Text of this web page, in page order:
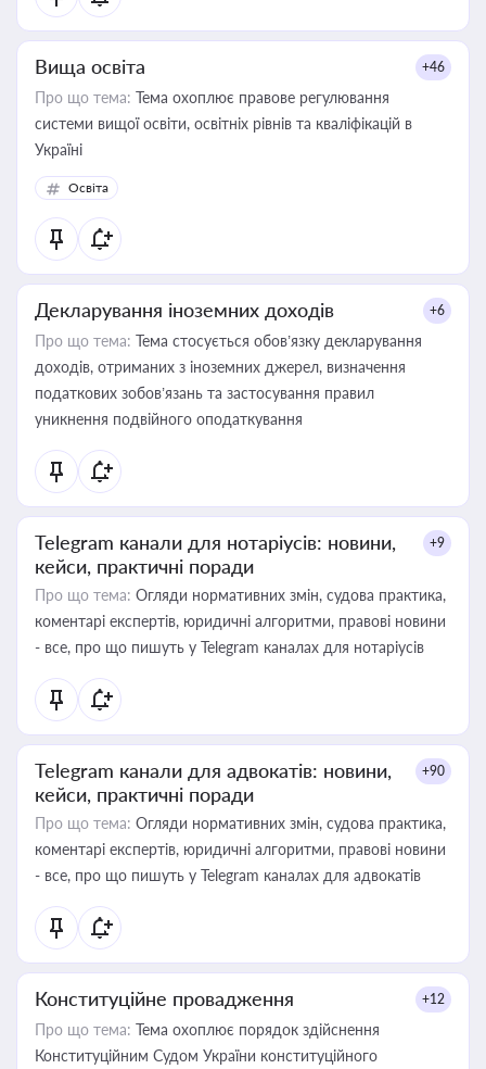
Вища освіта +46
Про що тема: Тема охоплює правове регулювання
системи вищої освіти, освітніх рівнів та кваліфікацій в
Україні
Освіта
Декларування іноземних доходів +6
Про що тема: Тема стосується обов’язку декларування
доходів, отриманих з іноземних джерел, визначення
податкових зобов’язань та застосування правил
уникнення подвійного оподаткування
Telegram канали для нотаріусів: новини,
кейси, практичні поради
+9
Про що тема: Огляди нормативних змін, судова практика,
коментарі експертів, юридичні алгоритми, правові новини
- все, про що пишуть у Telegram каналах для нотаріусів
Telegram канали для адвокатів: новини,
кейси, практичні поради
+90
Про що тема: Огляди нормативних змін, судова практика,
коментарі експертів, юридичні алгоритми, правові новини
- все, про що пишуть у Telegram каналах для адвокатів
Конституційне провадження +12
Про що тема: Тема охоплює порядок здійснення
Конституційним Судом України конституційного